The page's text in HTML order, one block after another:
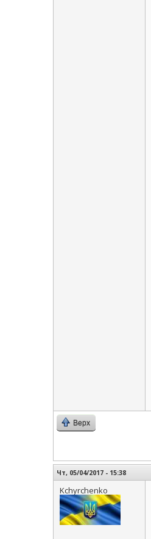
Верх
Чт, 05/04/2017 - 15:38
Kchyrchenko